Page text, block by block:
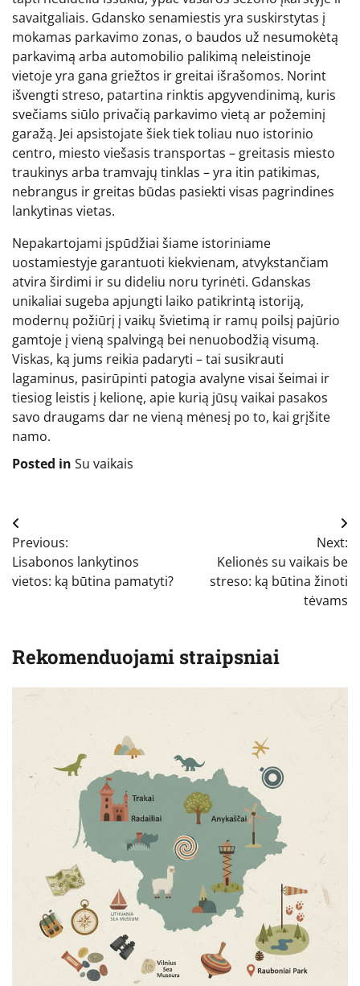
savaitgaliais. Gdansko senamiestis yra suskirstytas į
mokamas parkavimo zonas, o baudos už nesumokėtą
parkavimą arba automobilio palikimą neleistinoje
vietoje yra gana griežtos ir greitai išrašomos. Norint
išvengti streso, patartina rinktis apgyvendinimą, kuris
svečiams siūlo privačią parkavimo vietą ar požeminį
garažą. Jei apsistojate šiek tiek toliau nuo istorinio
centro, miesto viešasis transportas – greitasis miesto
traukinys arba tramvajų tinklas – yra itin patikimas,
nebrangus ir greitas būdas pasiekti visas pagrindines
lankytinas vietas.
Nepakartojami įspūdžiai šiame istoriniame
uostamiestyje garantuoti kiekvienam, atvykstančiam
atvira širdimi ir su dideliu noru tyrinėti. Gdanskas
unikaliai sugeba apjungti laiko patikrintą istoriją,
modernų požiūrį į vaikų švietimą ir ramų poilsį pajūrio
gamtoje į vieną spalvingą bei nenuobodžią visumą.
Viskas, ką jums reikia padaryti – tai susikrauti
lagaminus, pasirūpinti patogia avalyne visai šeimai ir
tiesiog leistis į kelionę, apie kurią jūsų vaikai pasakos
savo draugams dar ne vieną mėnesį po to, kai grįšite
namo.
Posted in Su vaikais
Navigacija
tarp
įrašų
Previous:
Lisabonos lankytinos
vietos: ką būtina pamatyti?
Next:
Kelionės su vaikais be
streso: ką būtina žinoti
tėvams
Rekomenduojami straipsniai